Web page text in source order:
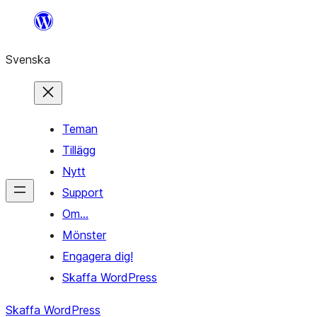
Hoppa
innehåll
Svenska
Teman
Tillägg
Nytt
Support
Om…
Mönster
Engagera dig!
Skaffa WordPress
Skaffa WordPress